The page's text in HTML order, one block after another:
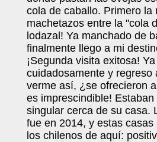
cola de caballo. Primero
machetazos entre la "cola
lodazal! Ya manchado de
finalmente llego a mi
¡Segunda visita exitosa!
cuidadosamente y
verme así, ¿se ofrecieron
es imprescindible!
singular cerca de su casa.
fue en 2014, y estas
los chilenos de aquí: